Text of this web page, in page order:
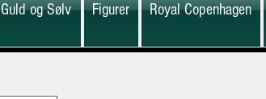
Guld og Sølv Figurer Royal Copenhagen